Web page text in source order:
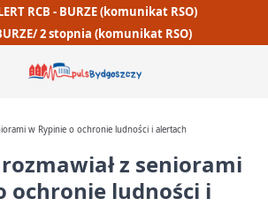
RCB - BURZE (komunikat RSO)
2 stopnia (komunikat RSO)
w Rypinie o ochronie ludności i alertach
z seniorami
ochronie ludności i